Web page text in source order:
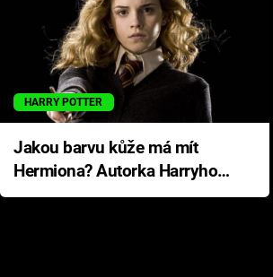
HARRY POTTER
Jakou barvu kůže má mít
Hermiona? Autorka Harryho
Pottera přišla s ráznou